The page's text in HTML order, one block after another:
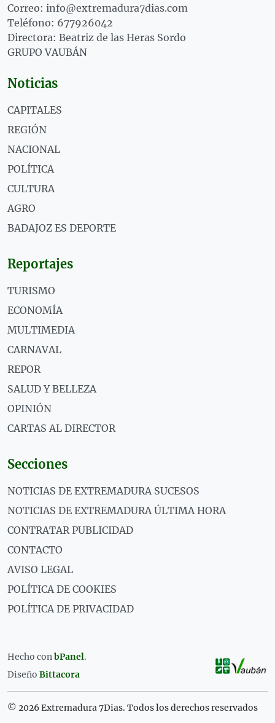
Correo: info@extremadura7dias.com
Teléfono: 677926042
Directora: Beatriz de las Heras Sordo
GRUPO VAUBÁN
Noticias
CAPITALES
REGIÓN
NACIONAL
POLÍTICA
CULTURA
AGRO
BADAJOZ ES DEPORTE
Reportajes
TURISMO
ECONOMÍA
MULTIMEDIA
CARNAVAL
REPOR
SALUD Y BELLEZA
OPINIÓN
CARTAS AL DIRECTOR
Secciones
NOTICIAS DE EXTREMADURA SUCESOS
NOTICIAS DE EXTREMADURA ÚLTIMA HORA
CONTRATAR PUBLICIDAD
CONTACTO
AVISO LEGAL
POLÍTICA DE COOKIES
POLÍTICA DE PRIVACIDAD
Hecho conbPanel.
Diseño Bittacora
© 2026 Extremadura 7Dias. Todos los derechos reservados